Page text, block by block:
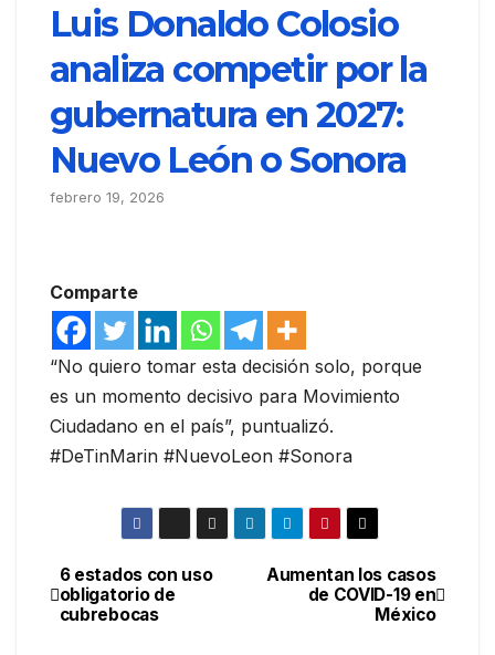
Luis Donaldo Colosio
analiza competir por la
gubernatura en 2027:
Nuevo León o Sonora
febrero 19, 2026
Comparte
“No quiero tomar esta decisión solo, porque
es un momento decisivo para Movimiento
Ciudadano en el país”, puntualizó.
#DeTinMarin #NuevoLeon #Sonora
Navegación
de
Aumentan los casos
de COVID-19 en
México
6 estados con uso
obligatorio de
cubrebocas